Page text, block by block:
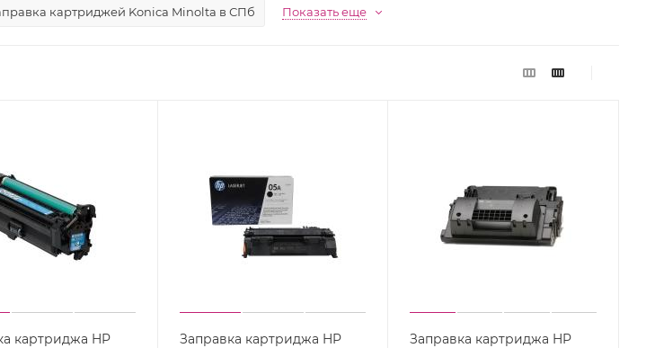
картриджей Konica Minolta в СПб Показать еще
картриджа HP
Заправка картриджа HP
Заправка картриджа HP